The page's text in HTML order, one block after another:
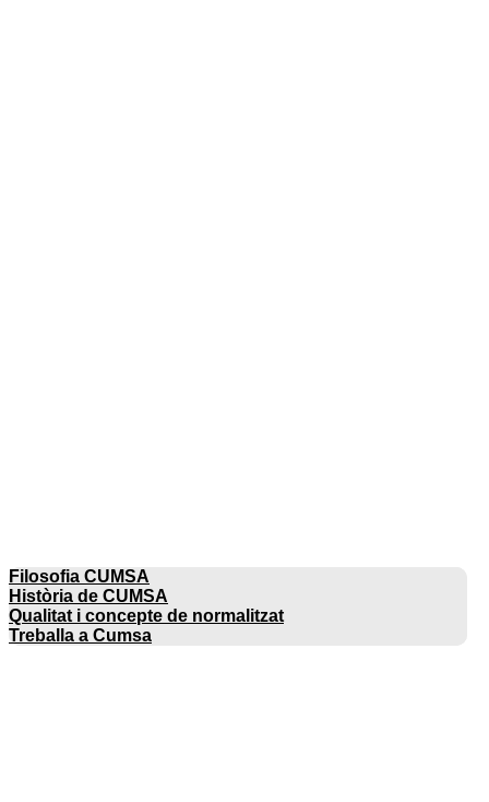
Filosofia CUMSA
Història de CUMSA
Qualitat i concepte de normalitzat
Treballa a Cumsa